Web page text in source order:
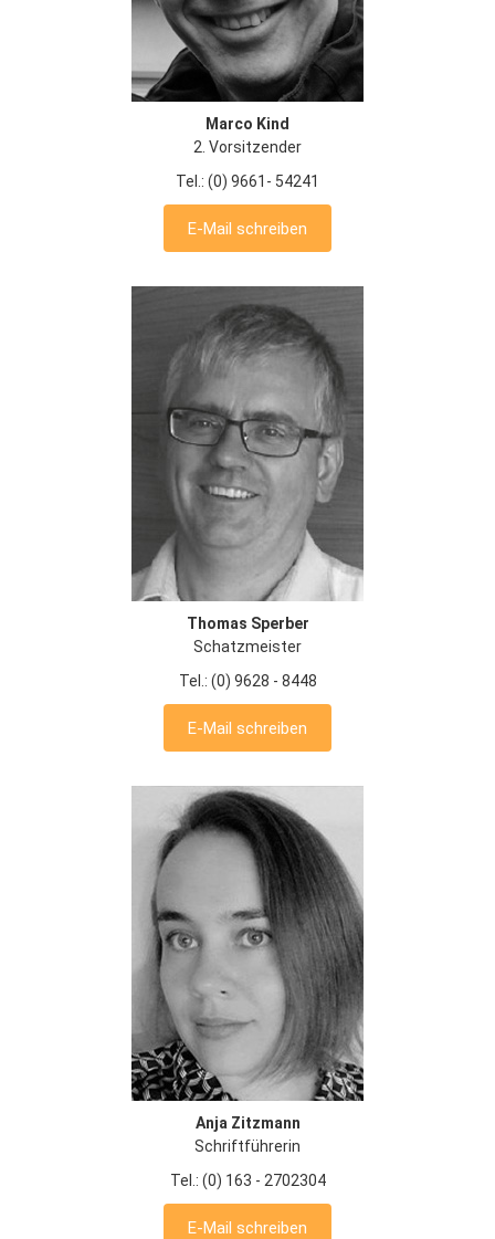
Marco Kind
2. Vorsitzender
Tel.: (0) 9661- 54241
E-Mail schreiben
Thomas Sperber
Schatzmeister
Tel.: (0) 9628 - 8448
E-Mail schreiben
Anja Zitzmann
Schriftführerin
Tel.: (0) 163 - 2702304
E-Mail schreiben